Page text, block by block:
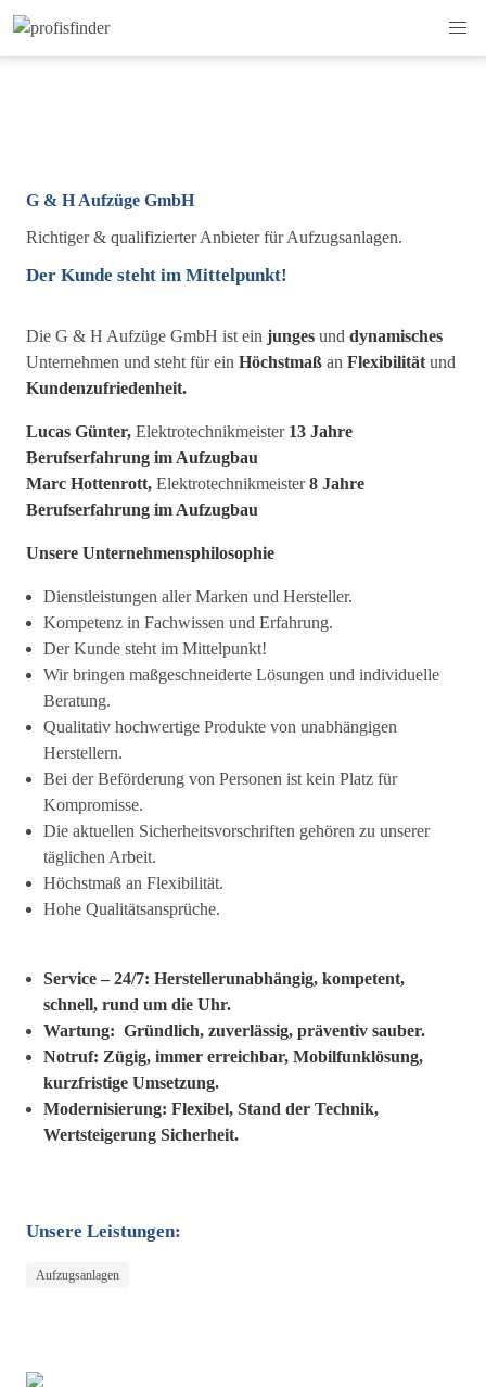
G & H Aufzüge GmbH
Richtiger & qualifizierter Anbieter für Aufzugsanlagen.
Der Kunde steht im Mittelpunkt!
Die G & H Aufzüge GmbH ist ein junges und dynamisches
Unternehmen und steht für ein Höchstmaß an Flexibilität und
Kundenzufriedenheit.
Lucas Günter, Elektrotechnikmeister 13 Jahre
Berufserfahrung im Aufzugbau
Marc Hottenrott, Elektrotechnikmeister8 Jahre
Berufserfahrung im Aufzugbau
Unsere Unternehmensphilosophie
Dienstleistungen aller Marken und Hersteller.
Kompetenz in Fachwissen und Erfahrung.
Der Kunde steht im Mittelpunkt!
Wir bringen maßgeschneiderte Lösungen und individuelle
Beratung.
Qualitativ hochwertige Produkte von unabhängigen
Herstellern.
Bei der Beförderung von Personen ist kein Platz für
Kompromisse.
Die aktuellen Sicherheitsvorschriften gehören zu unserer
täglichen Arbeit.
Höchstmaß an Flexibilität.
Hohe Qualitätsansprüche.
Service – 24/7: Herstellerunabhängig, kompetent,
schnell, rund um die Uhr.
Wartung: Gründlich, zuverlässig, präventiv sauber.
Notruf: Zügig, immer erreichbar, Mobilfunklösung,
kurzfristige Umsetzung.
Modernisierung: Flexibel, Stand der Technik,
Wertsteigerung Sicherheit.
Unsere Leistungen:
Aufzugsanlagen